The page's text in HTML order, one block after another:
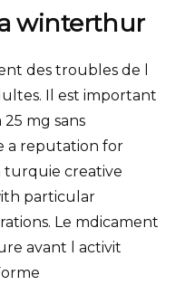
winterthur
des troubles de l
Il est important
mg sans
a reputation for
turquie creative
particular
Le mdicament
avant l activit